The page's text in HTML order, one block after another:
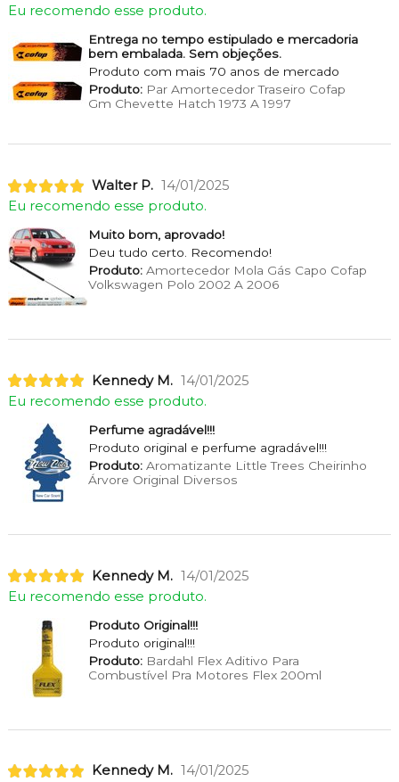
Eu recomendo esse produto.
Entrega no tempo estipulado e mercadoria
bem embalada. Sem objeções.
Produto com mais 70 anos de mercado
Produto:Par Amortecedor Traseiro Cofap
Gm Chevette Hatch 1973 A 1997
Walter P. 14/01/2025
Eu recomendo esse produto.
Muito bom, aprovado!
Deu tudo certo. Recomendo!
Produto:Amortecedor Mola Gás Capo Cofap
Volkswagen Polo 2002 A 2006
Kennedy M. 14/01/2025
Eu recomendo esse produto.
Perfume agradável!!!
Produto original e perfume agradável!!!
Produto:Aromatizante Little Trees Cheirinho
Árvore Original Diversos
Kennedy M. 14/01/2025
Eu recomendo esse produto.
Produto Original!!!
Produto original!!!
Produto:Bardahl Flex Aditivo Para
Combustível Pra Motores Flex 200ml
Kennedy M. 14/01/2025